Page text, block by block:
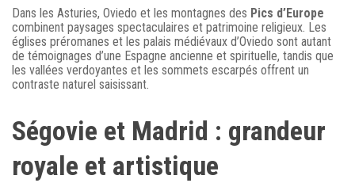
Dans les Asturies, Oviedo et les montagnes des Pics d’Europe
combinent paysages spectaculaires et patrimoine religieux. Les
églises préromanes et les palais médiévaux d’Oviedo sont autant
de témoignages d’une Espagne ancienne et spirituelle, tandis que
les vallées verdoyantes et les sommets escarpés offrent un
contraste naturel saisissant.
Ségovie et Madrid : grandeur
royale et artistique